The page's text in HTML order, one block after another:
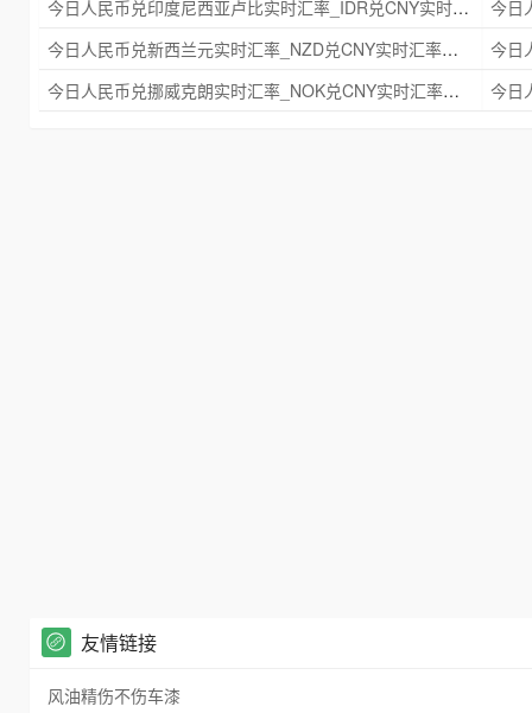
今日人民币兑印度尼西亚卢比实时汇率_IDR兑CNY实时汇率查询 2025年09月21日
今日人民币兑新西兰元实时汇率_NZD兑CNY实时汇率查询 2025年09月21日
今日人民币兑挪威克朗实时汇率_NOK兑CNY实时汇率查询 2025年09月21日
友情链接
风油精伤不伤车漆